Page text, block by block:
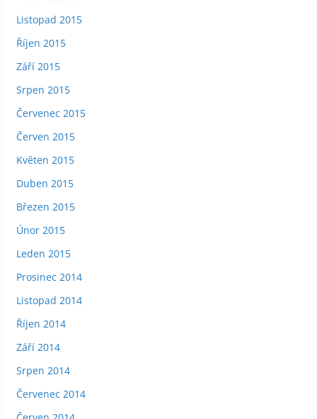
Listopad 2015
Říjen 2015
Září 2015
Srpen 2015
Červenec 2015
Červen 2015
Květen 2015
Duben 2015
Březen 2015
Únor 2015
Leden 2015
Prosinec 2014
Listopad 2014
Říjen 2014
Září 2014
Srpen 2014
Červenec 2014